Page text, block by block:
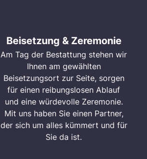
Beisetzung & Zeremonie
Am Tag der Bestattung stehen wir
Ihnen am gewählten
Beisetzungsort zur Seite, sorgen
für einen reibungslosen Ablauf
und eine würdevolle Zeremonie.
Mit uns haben Sie einen Partner,
der sich um alles kümmert und für
Sie da ist.